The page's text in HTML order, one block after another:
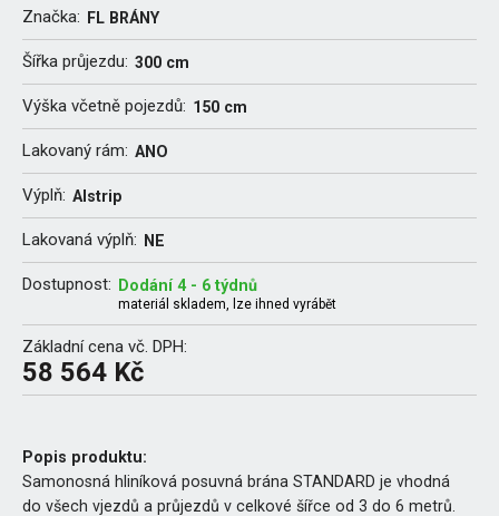
Značka: FL BRÁNY
Šířka průjezdu: 300 cm
Výška včetně pojezdů: 150 cm
Lakovaný rám: ANO
Výplň: Alstrip
Lakovaná výplň: NE
Dostupnost: Dodání 4 - 6 týdnů
materiál skladem, lze ihned vyrábět
Základní cena vč. DPH:
58 564 Kč
Popis produktu:
Samonosná hliníková posuvná brána STANDARD je vhodná
do všech vjezdů a průjezdů v celkové šířce od 3 do 6 metrů.